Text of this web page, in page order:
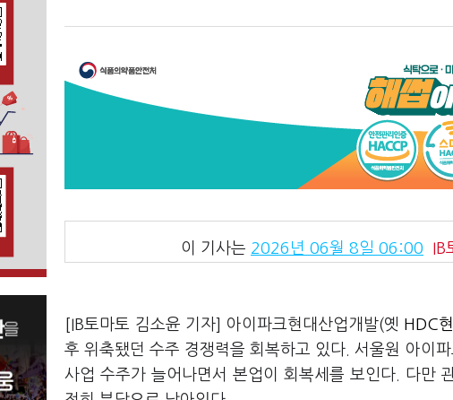
이 기사는 2026년 06월 8일 06:00 IB
[IB토마토 김소윤 기자] 아이파크현대산업개발(옛 HDC
후 위축됐던 수주 경쟁력을 회복하고 있다. 서울원 아이
사업 수주가 늘어나면서 본업이 회복세를 보인다. 다만